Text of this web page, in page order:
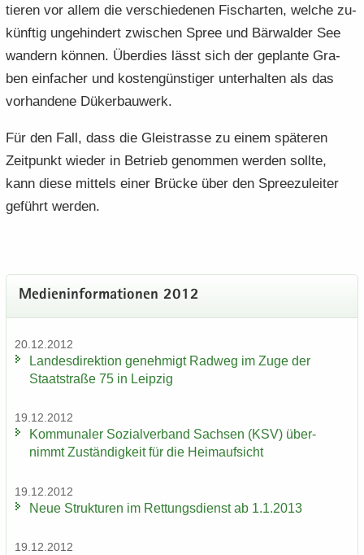
tie­ren vor allem die ver­schie­de­nen Fisch­ar­ten, wel­che zu­
künf­tig un­ge­hin­dert zwi­schen Spree und Bär­wal­der See
wan­dern kön­nen. Über­dies lässt sich der ge­plan­te Gra­
ben ein­fa­cher und kos­ten­güns­ti­ger un­ter­hal­ten als das
vor­han­de­ne Dü­ker­bau­werk.
Für den Fall, dass die Gleis­tras­se zu einem spä­te­ren
Zeit­punkt wie­der in Be­trieb ge­nom­men wer­den soll­te,
kann diese mit­tels einer Brü­cke über den Spree­zu­lei­ter
ge­führt wer­den.
Me­di­en­in­for­ma­tio­nen 2012
20.12.2012
Lan­des­di­rek­ti­on ge­neh­migt Rad­weg im Zuge der
Staat­stra­ße 75 in Leip­zig
19.12.2012
Kom­mu­na­ler So­zi­al­ver­band Sach­sen (KSV) über­
nimmt Zu­stän­dig­keit für die Heim­auf­sicht
19.12.2012
Neue Struk­tu­ren im Ret­tungs­dienst ab 1.1.2013
19.12.2012